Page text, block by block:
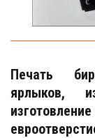
Печать
ярлыков,